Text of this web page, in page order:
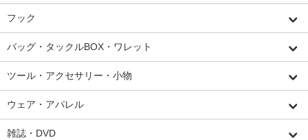
フック
バッグ・タックルBOX・ワレット
ツール・アクセサリー・小物
ウェア・アパレル
雑誌・DVD